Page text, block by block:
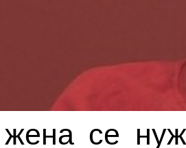
се